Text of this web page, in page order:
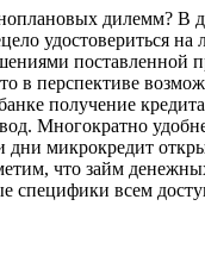
дилемм?
удостовериться
в перспективе
получение
Многократно
дни микрокредит
что займ
специфики всем